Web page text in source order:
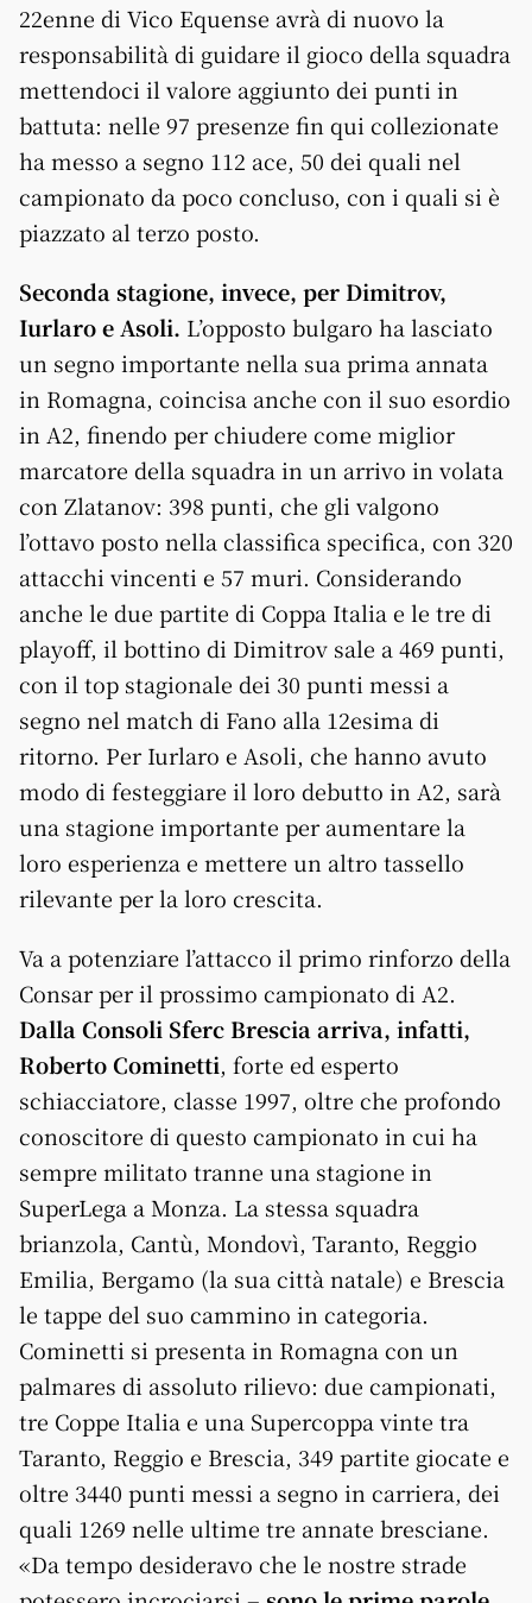
22enne di Vico Equense avrà di nuovo la
responsabilità di guidare il gioco della squadra
mettendoci il valore aggiunto dei punti in
battuta: nelle 97 presenze fin qui collezionate
ha messo a segno 112 ace, 50 dei quali nel
campionato da poco concluso, con i quali si è
piazzato al terzo posto.
Seconda stagione, invece, per Dimitrov,
Iurlaro e Asoli. L’opposto bulgaro ha lasciato
un segno importante nella sua prima annata
in Romagna, coincisa anche con il suo esordio
in A2, finendo per chiudere come miglior
marcatore della squadra in un arrivo in volata
con Zlatanov: 398 punti, che gli valgono
l’ottavo posto nella classifica specifica, con 320
attacchi vincenti e 57 muri. Considerando
anche le due partite di Coppa Italia e le tre di
playoff, il bottino di Dimitrov sale a 469 punti,
con il top stagionale dei 30 punti messi a
segno nel match di Fano alla 12esima di
ritorno. Per Iurlaro e Asoli, che hanno avuto
modo di festeggiare il loro debutto in A2, sarà
una stagione importante per aumentare la
loro esperienza e mettere un altro tassello
rilevante per la loro crescita.
Va a potenziare l’attacco il primo rinforzo della
Consar per il prossimo campionato di A2.
Dalla Consoli Sferc Brescia arriva, infatti,
Roberto Cominetti, forte ed esperto
schiacciatore, classe 1997, oltre che profondo
conoscitore di questo campionato in cui ha
sempre militato tranne una stagione in
SuperLega a Monza. La stessa squadra
brianzola, Cantù, Mondovì, Taranto, Reggio
Emilia, Bergamo (la sua città natale) e Brescia
le tappe del suo cammino in categoria.
Cominetti si presenta in Romagna con un
palmares di assoluto rilievo: due campionati,
tre Coppe Italia e una Supercoppa vinte tra
Taranto, Reggio e Brescia, 349 partite giocate e
oltre 3440 punti messi a segno in carriera, dei
quali 1269 nelle ultime tre annate bresciane.
«Da tempo desideravo che le nostre strade